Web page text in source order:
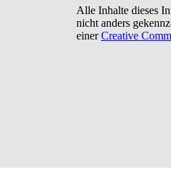
Alle Inhalte dieses
nicht anders
einerCreative